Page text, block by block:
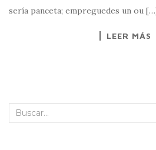
sería panceta; empreguedes un ou
LEER MÁS
Buscar: